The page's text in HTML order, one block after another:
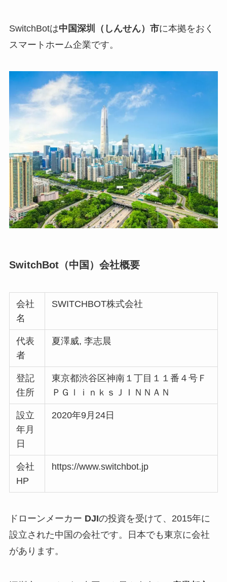
SwitchBotは中国深圳（しんせん）市に本拠をおく
スマートホーム企業です。
SwitchBot（中国）会社概要
会社
名
SWITCHBOT株式会社
代表
者
夏澤威, 李志晨
登記
住所
東京都渋谷区神南１丁目１１番４号Ｆ
ＰＧｌｉｎｋｓＪＩＮＮＡＮ
設立
年月
日
2020年9月24日
会社
HP
https://www.switchbot.jp
ドローンメーカー DJIの投資を受けて、2015年に
設立された中国の会社です。日本でも東京に会社
があります。